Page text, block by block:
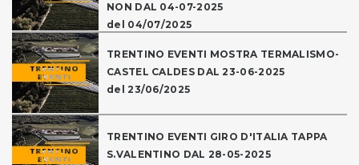
NON DAL 04-07-2025
del 04/07/2025
TRENTINO EVENTI MOSTRA TERMALISMO-
CASTEL CALDES DAL 23-06-2025
del 23/06/2025
TRENTINO EVENTI GIRO D'ITALIA TAPPA
S.VALENTINO DAL 28-05-2025